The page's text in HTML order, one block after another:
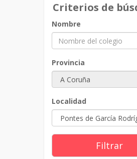
Criterios de
Nombre
Provincia
Localidad
Filtrar